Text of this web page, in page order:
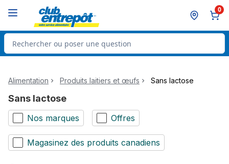
0
Rechercher des produits
Alimentation Produits laitiers et œufs Sans lactose
Sans lactose
Nos marques Offres
Magasinez des produits canadiens